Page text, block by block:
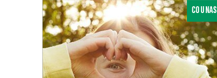
CO U NAS